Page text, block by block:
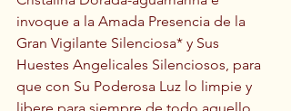
invoque a la Amada Presencia de la
Gran Vigilante Silenciosa* y Sus
Huestes Angelicales Silenciosos, para
que con Su Poderosa Luz lo limpie y